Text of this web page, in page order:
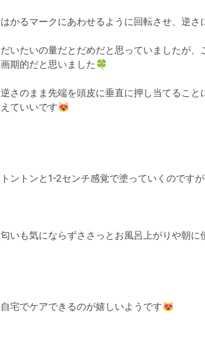
はかるマークにあわせるように回転させ、逆
だいたいの量だとだめだと思っていましたが
画期的だと思いました🍀
逆さのまま先端を頭皮に垂直に押し当てるこ
えていいです😻
トントンと1-2センチ感覚で塗っていくのです
匂いも気にならずささっとお風呂上がりや朝
自宅でケアできるのが嬉しいようです😻